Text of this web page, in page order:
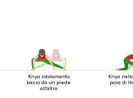
Kriya rotolamento
basso da un piede
all'altro
Kriya
posa di